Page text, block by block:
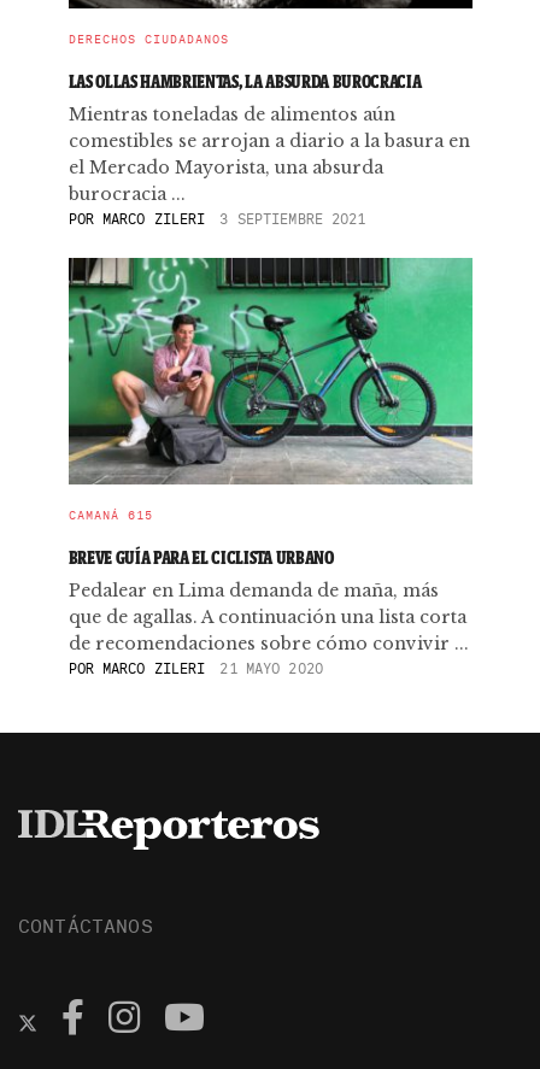
DERECHOS CIUDADANOS
LAS OLLAS HAMBRIENTAS, LA ABSURDA BUROCRACIA
Mientras toneladas de alimentos aún
comestibles se arrojan a diario a la basura en
el Mercado Mayorista, una absurda
burocracia ...
PORMARCO ZILERI 3 SEPTIEMBRE 2021
CAMANÁ 615
BREVE GUÍA PARA EL CICLISTA URBANO
Pedalear en Lima demanda de maña, más
que de agallas. A continuación una lista corta
de recomendaciones sobre cómo convivir ...
PORMARCO ZILERI 21 MAYO 2020
CONTÁCTANOS